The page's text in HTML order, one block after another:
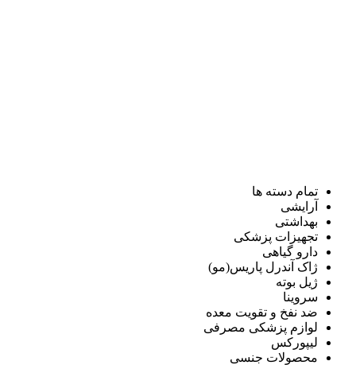
تمام دسته ها
آرایشی
بهداشتی
تجهیزات پزشکی
دارو گیاهی
ژاک آندرل پاریس(مو)
ژیل بوته
سروینا
ضد نفخ و تقویت معده
لوازم پزشکی مصرفی
لیپورکس
محصولات جنسی